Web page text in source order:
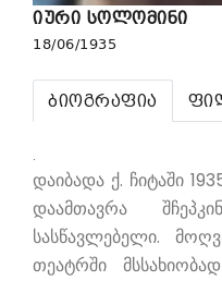
იური სოლომინი
18/06/1935
ბიოგრაფია
.
დაიბადა ქ. ჩიტაში
დაამთავრა
სასწავლებელი.
თეატრში